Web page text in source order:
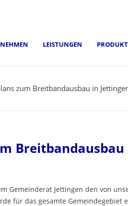
LEISTUNGEN
zum Breitbandausbau in
Gemeinderat Jettingen den von
für das gesamte Gemeindegebiet